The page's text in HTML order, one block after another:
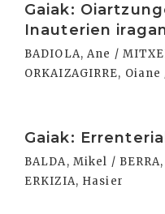
Gaiak:
Inauterien
BADIOLA, Ane /
ORKAIZAGIRRE, Oiane
Gaiak:
BALDA, Mikel /
ERKIZIA, Hasier